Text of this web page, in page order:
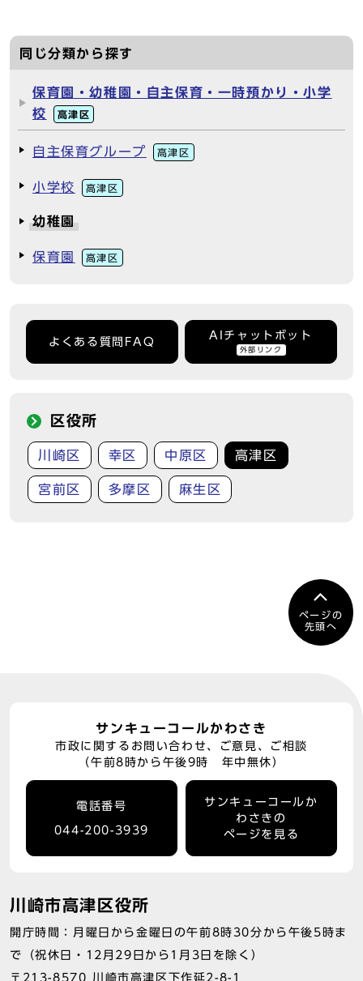
同じ分類から探す
保育園・幼稚園・自主保育・一時預かり・小学
校
高津区
自主保育グループ 高津区
小学校 高津区
幼稚園
保育園 高津区
よくある質問FAQ
AIチャットボット
外部リンク
区役所
川崎区 幸区 中原区 高津区
宮前区 多摩区 麻生区
ページの
先頭へ
サンキューコールかわさき
市政に関するお問い合わせ、ご意見、ご相談
（午前8時から午後9時 年中無休）
電話番号
044-200-3939
サンキューコールか
わさきの
ページを見る
川崎市高津区役所
開庁時間：月曜日から金曜日の午前8時30分から午後5時ま
で（祝休日・12月29日から1月3日を除く）
〒213-8570 川崎市高津区下作延2-8-1